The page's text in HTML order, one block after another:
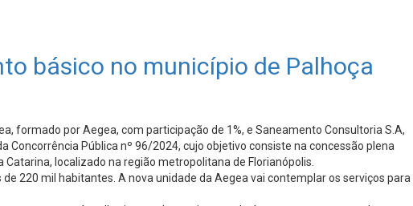
básico no município de Palhoça
formado por Aegea, com participação de 1%, e Saneamento Consultoria S.A,
Pública nº 96/2024, cujo objetivo consiste na concessão plena
localizado na região metropolitana de Florianópolis.
220 mil habitantes. A nova unidade da Aegea vai contemplar os serviços para